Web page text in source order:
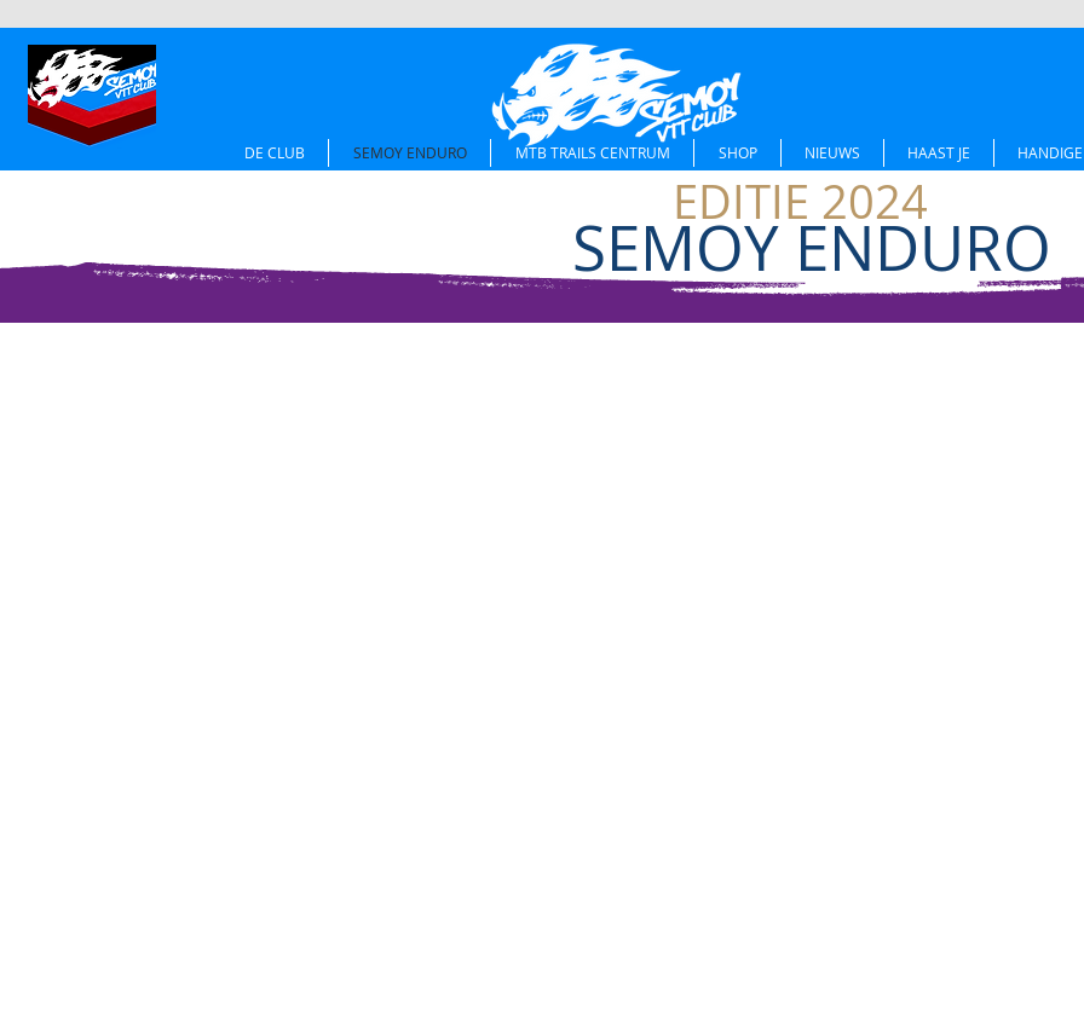
DE CLUB SEMOY ENDURO MTB TRAILS CENTRUM SHOP NIEUWS HAAST JE
SEMOY ENDURO
EDITIE 2024